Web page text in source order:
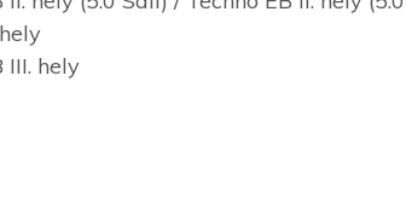
III. hely